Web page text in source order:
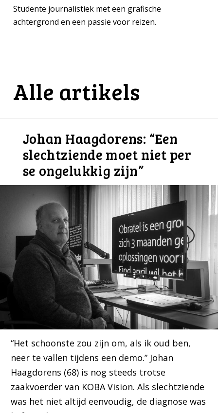
Studente journalistiek met een grafische
achtergrond en een passie voor reizen.
Alle artikels
Johan Haagdorens: “Een
slechtziende moet niet per
se ongelukkig zijn”
“Het schoonste zou zijn om, als ik oud ben,
neer te vallen tijdens een demo.” Johan
Haagdorens (68) is nog steeds trotse
zaakvoerder van KOBA Vision. Als slechtziende
was het niet altijd eenvoudig, de diagnose was